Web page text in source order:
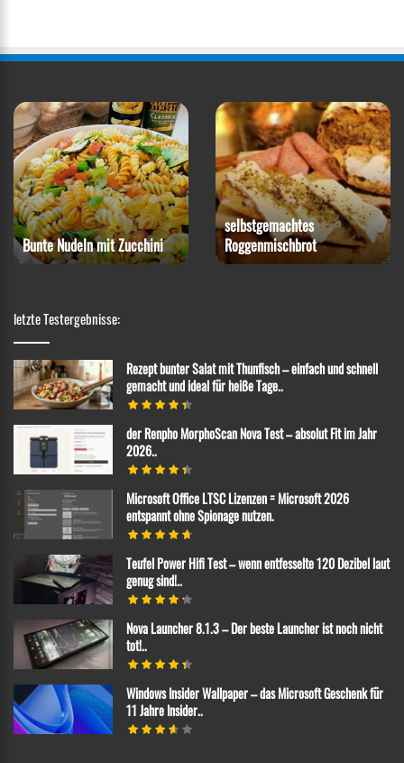
Rotkohl-Steak mit
Blumenkohlpüree
Paprika-Snack
letzte Testergebnisse:
Rezept bunter Salat mit Thunfisch – einfach und schnell
gemacht und ideal für heiße Tage..
der Renpho MorphoScan Nova Test – absolut Fit im Jahr
2026..
Microsoft Office LTSC Lizenzen = Microsoft 2026
entspannt ohne Spionage nutzen.
Teufel Power Hifi Test – wenn entfesselte 120 Dezibel laut
genug sind!..
Nova Launcher 8.1.3 – Der beste Launcher ist noch nicht
tot!..
Windows Insider Wallpaper – das Microsoft Geschenk für
11 Jahre Insider..